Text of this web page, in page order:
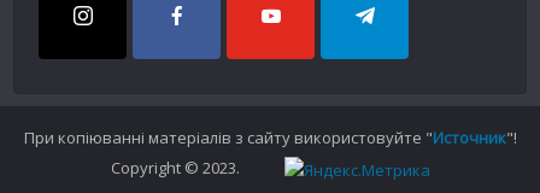
При копіюванні матеріалів з сайту використовуйте "Источник"!
Copyright © 2023.